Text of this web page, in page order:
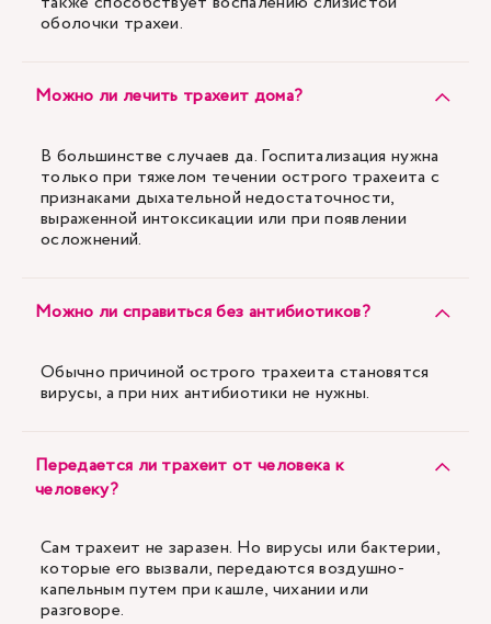
оболочки трахеи.
Можно ли лечить трахеит дома?
В большинстве случаев да. Госпитализация нужна
только при тяжелом течении острого трахеита с
признаками дыхательной недостаточности,
выраженной интоксикации или при появлении
осложнений.
Можно ли справиться без антибиотиков?
Обычно причиной острого трахеита становятся
вирусы, а при них антибиотики не нужны.
Передается ли трахеит от человека к
человеку?
Сам трахеит не заразен. Но вирусы или бактерии,
которые его вызвали, передаются воздушно-
капельным путем при кашле, чихании или
разговоре.